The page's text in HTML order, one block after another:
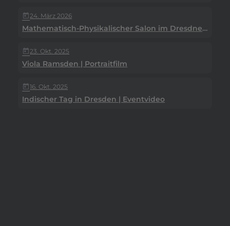
today24. März 2026
Mathematisch-Physikalischer Salon im Dresdner Zwinger
today23. Okt. 2025
Viola Ramsden | Portraitfilm
today 16. Okt. 2025
Indischer Tag in Dresden | Eventvideo